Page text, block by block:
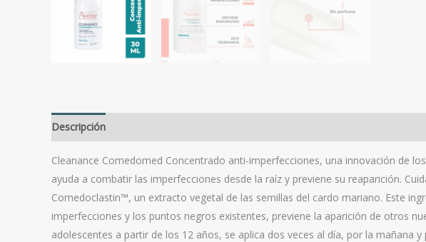
Descripción
Cleanance Comedomed Concentrado anti-imperfecciones, una innovación de
ayuda a combatir las imperfecciones desde la raíz y previene su reaparición.
Comedoclastin™, un extracto vegetal de las semillas del cardo mariano. Este
imperfecciones y los puntos negros existentes, previene la aparición de otros
adolescentes a partir de los 12 años, se aplica dos veces al día, por la